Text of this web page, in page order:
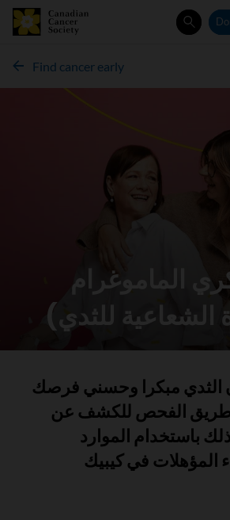
Search
Find cancer early
الماموغرام
مبكرا وحسني فرصك
طريق الفحص للكشف عن
باستخدام الموارد
المؤهلات في كيبيك